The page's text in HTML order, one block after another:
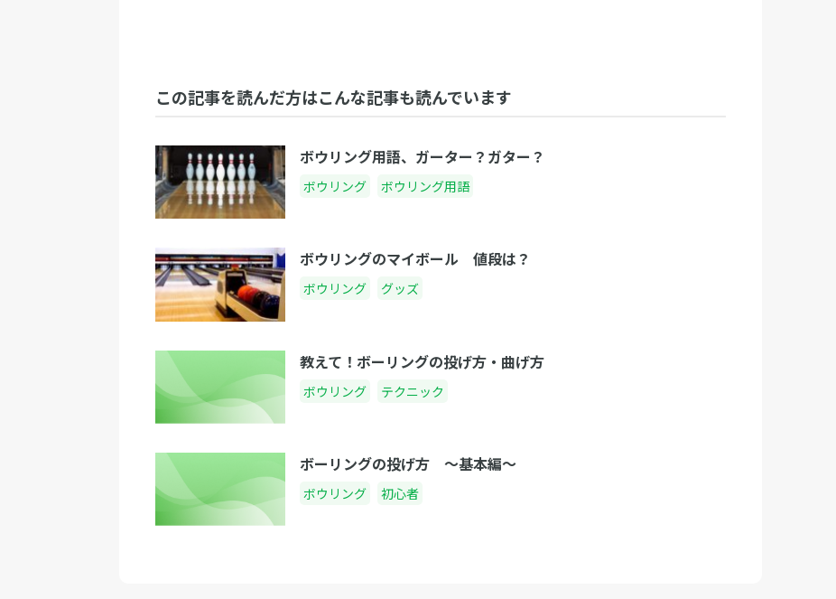
この記事を読んだ方はこんな記事も読んでいます
ボウリング用語、ガーター？ガター？
ボウリング ボウリング用語
ボウリングのマイボール 値段は？
ボウリング グッズ
教えて！ボーリングの投げ方・曲げ方
ボウリング テクニック
ボーリングの投げ方 〜基本編〜
ボウリング 初心者